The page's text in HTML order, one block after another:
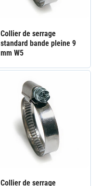
Collier de serrage
standard bande pleine 9
mm W5
Collier de serrage